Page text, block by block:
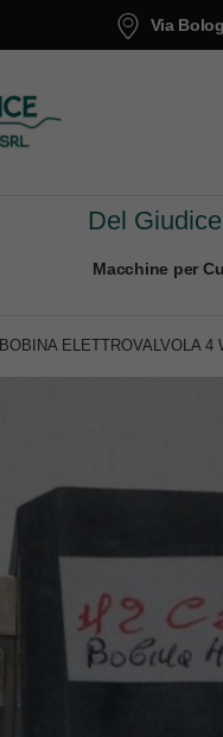
Via
Del
Macchine per
BOBINA ELETTROVALVOLA